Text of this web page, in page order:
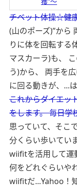
チベット体操☆健
(山のポーズ)”から
りに体を回転する
マスカーラ)も、
う)から、 両手を
に回る動きが、...
これからダイエッ
をします。 毎日学
思っていて、そこ
分くらい歩いてい
wiifitを活用して運
何をどれぐらいや
wiifitだ...Yahoo！